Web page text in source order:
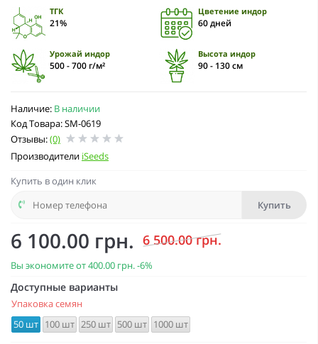
Наличие: В наличии
Код Товара: SM-0619
Отзывы:(0)
Производители iSeeds
ТГК
21%
Цветение индор
60 дней
Урожай индор
500 - 700 г/м²
Высота индор
90 - 130 см
Купить в один клик
Купить
6 100.00 грн. 6 500.00 грн.
Вы экономите от400.00 грн.-6%
Доступные варианты
Упаковка семян
50 шт 100 шт 250 шт 500 шт 1000 шт